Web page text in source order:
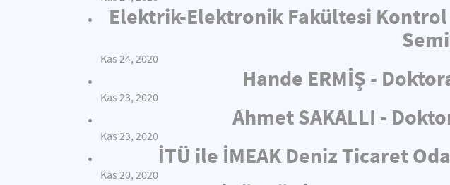
Elektrik-Elektronik Fakültesi
Kas 24, 2020
Hande ERMİŞ -
Kas 23, 2020
Ahmet SAKALLI -
Kas 23, 2020
İTÜ ile İMEAK Deniz Ticaret
Kas 20, 2020